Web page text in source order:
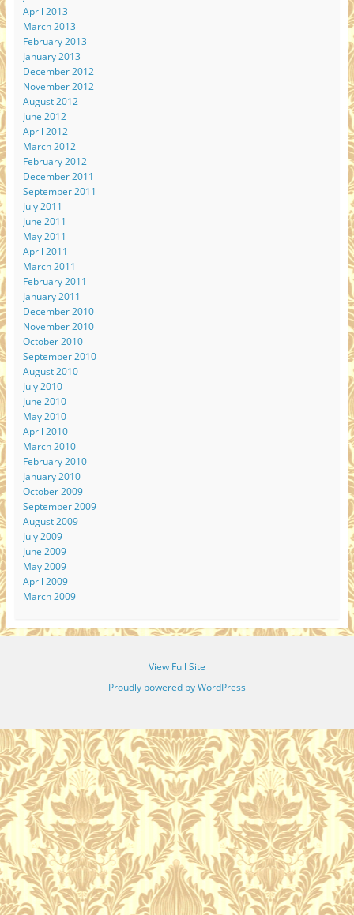
April 2013
March 2013
February 2013
January 2013
December 2012
November 2012
August 2012
June 2012
April 2012
March 2012
February 2012
December 2011
September 2011
July 2011
June 2011
May 2011
April 2011
March 2011
February 2011
January 2011
December 2010
November 2010
October 2010
September 2010
August 2010
July 2010
June 2010
May 2010
April 2010
March 2010
February 2010
January 2010
October 2009
September 2009
August 2009
July 2009
June 2009
May 2009
April 2009
March 2009
View Full Site
Proudly powered by WordPress